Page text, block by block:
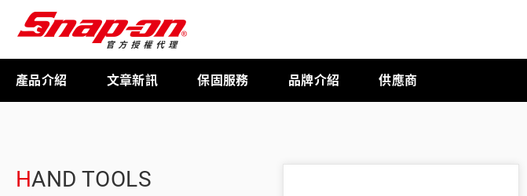
產品介紹 文章新訊 保固服務 品牌介紹 供應商
HAND TOOLS